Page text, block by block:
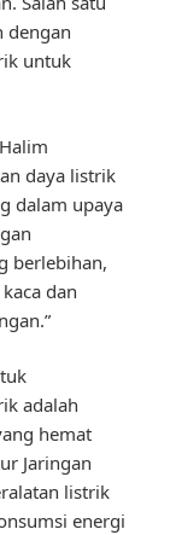
dengan
untuk
daya listrik
dalam upaya
berlebihan,
dan
adalah
hemat
Jaringan
listrik
energi